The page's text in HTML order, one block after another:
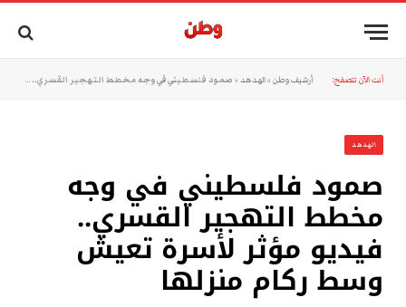
أنت الآن تتصفح: أرشيف وطن »الهدهد » صمود فلسطيني في وجه مخطط التهجير القسري.. فيديو مؤثر لأسرة تعيش وسط ركام منزلها
الهدهد
صمود فلسطيني في وجه
مخطط التهجير القسري..
فيديو مؤثر لأسرة تعيش
وسط ركام منزلها